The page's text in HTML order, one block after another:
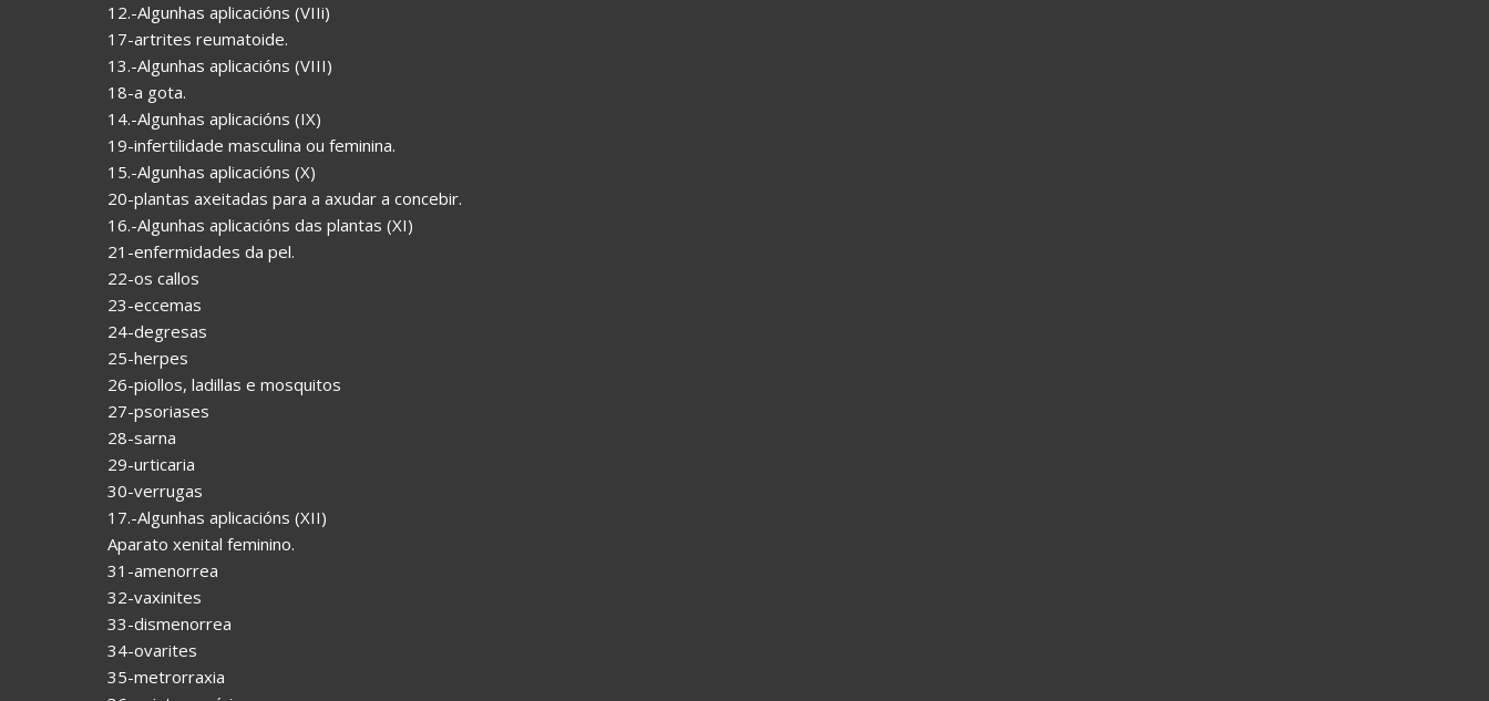
12.-Algunhas aplicacións (VIIi)
17-artrites reumatoide.
13.-Algunhas aplicacións (VIII)
18-a gota.
14.-Algunhas aplicacións (IX)
19-infertilidade masculina ou feminina.
15.-Algunhas aplicacións (X)
20-plantas axeitadas para a axudar a concebir.
16.-Algunhas aplicacións das plantas (XI)
21-enfermidades da pel.
22-os callos
23-eccemas
24-degresas
25-herpes
26-piollos, ladillas e mosquitos
27-psoriases
28-sarna
29-urticaria
30-verrugas
17.-Algunhas aplicacións (XII)
Aparato xenital feminino.
31-amenorrea
32-vaxinites
33-dismenorrea
34-ovarites
35-metrorraxia